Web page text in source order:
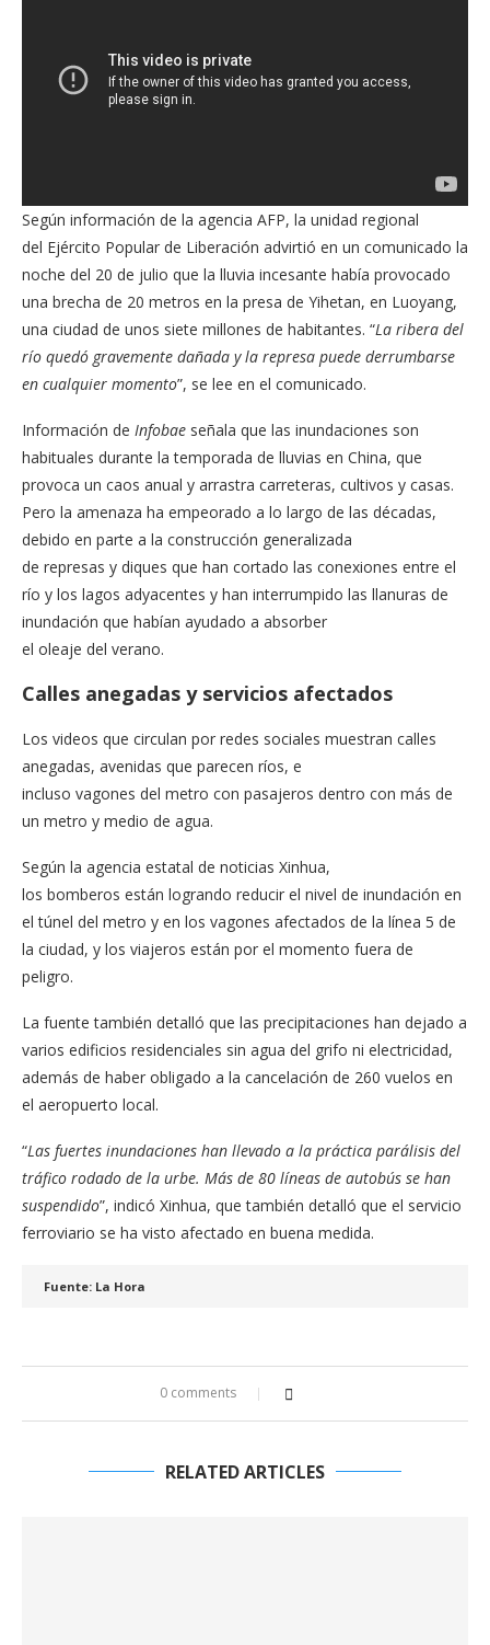
Según información de la agencia AFP, la unidad regional
del Ejército Popular de Liberación advirtió en un comunicado la
noche del 20 de julio que la lluvia incesante había provocado
una brecha de 20 metros en la presa de Yihetan, en Luoyang,
una ciudad de unos siete millones de habitantes. “La ribera del
río quedó gravemente dañada y la represa puede derrumbarse
en cualquier momento”, se lee en el comunicado.
Información de Infobae señala que las inundaciones son
habituales durante la temporada de lluvias en China, que
provoca un caos anual y arrastra carreteras, cultivos y casas.
Pero la amenaza ha empeorado a lo largo de las décadas,
debido en parte a la construcción generalizada
de represas y diques que han cortado las conexiones entre el
río y los lagos adyacentes y han interrumpido las llanuras de
inundación que habían ayudado a absorber
el oleaje del verano.
Calles anegadas y servicios afectados
Los videos que circulan por redes sociales muestran calles
anegadas, avenidas que parecen ríos, e
incluso vagones del metro con pasajeros dentro con más de
un metro y medio de agua.
Según la agencia estatal de noticias Xinhua,
los bomberos están logrando reducir el nivel de inundación en
el túnel del metro y en los vagones afectados de la línea 5 de
la ciudad, y los viajeros están por el momento fuera de
peligro.
La fuente también detalló que las precipitaciones han dejado a
varios edificios residenciales sin agua del grifo ni electricidad,
además de haber obligado a la cancelación de 260 vuelos en
el aeropuerto local.
“Las fuertes inundaciones han llevado a la práctica parálisis del
tráfico rodado de la urbe. Más de 80 líneas de autobús se han
suspendido”, indicó Xinhua, que también detalló que el servicio
ferroviario se ha visto afectado en buena medida.
Fuente: La Hora
0 comments
RELATED ARTICLES